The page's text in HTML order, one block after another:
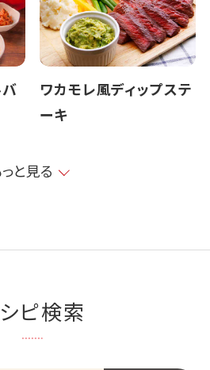
ワカモレ風ディップステ
ーキ
と見る
ピ検索